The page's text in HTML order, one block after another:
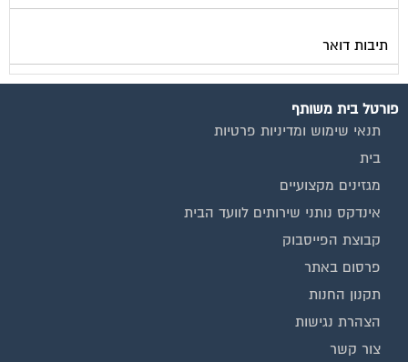
תיבות דואר
פורטל בית משותף
תנאי שימוש ומדיניות פרטיות
בית
מגזינים מקצועיים
אינדקס נותני שירותים לוועד הבית
קבוצת הפייסבוק
פרסום באתר
תקנון החנות
הצהרת נגישות
צור קשר